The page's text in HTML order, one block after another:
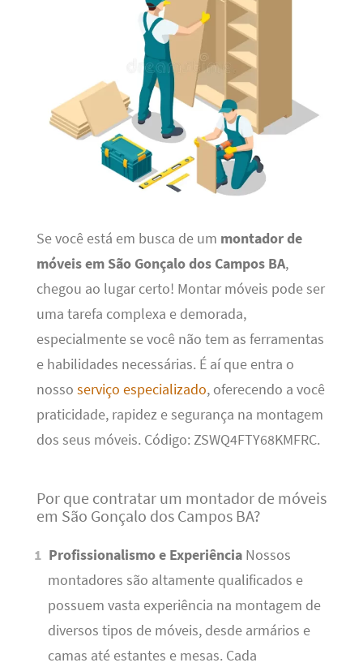
Se você está em busca de um montador de
móveis em São Gonçalo dos Campos BA,
chegou ao lugar certo! Montar móveis pode ser
uma tarefa complexa e demorada,
especialmente se você não tem as ferramentas
e habilidades necessárias. É aí que entra o
nosso serviço especializado, oferecendo a você
praticidade, rapidez e segurança na montagem
dos seus móveis. Código: ZSWQ4FTY68KMFRC.
Por que contratar um montador de móveis
em São Gonçalo dos Campos BA?
Profissionalismo e Experiência Nossos
montadores são altamente qualificados e
possuem vasta experiência na montagem de
diversos tipos de móveis, desde armários e
camas até estantes e mesas. Cada